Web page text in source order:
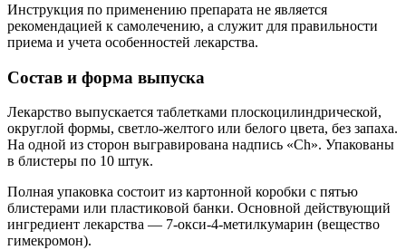
Инструкция по применению препарата не является
рекомендацией к самолечению, а служит для правильности
приема и учета особенностей лекарства.
Состав и форма выпуска
Лекарство выпускается таблетками плоскоцилиндрической,
округлой формы, светло-желтого или белого цвета, без запаха.
На одной из сторон выгравирована надпись «Ch». Упакованы
в блистеры по 10 штук.
Полная упаковка состоит из картонной коробки с пятью
блистерами или пластиковой банки. Основной действующий
ингредиент лекарства — 7-окси-4-метилкумарин (вещество
гимекромон).